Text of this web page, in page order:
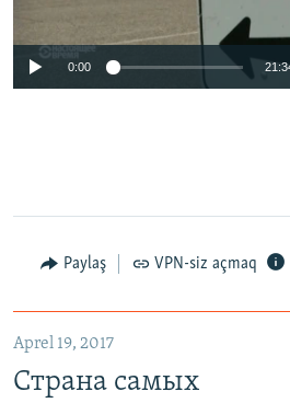
0:00
Paylaş VPN-siz açmaq
Aprel 19, 2017
Страна самых